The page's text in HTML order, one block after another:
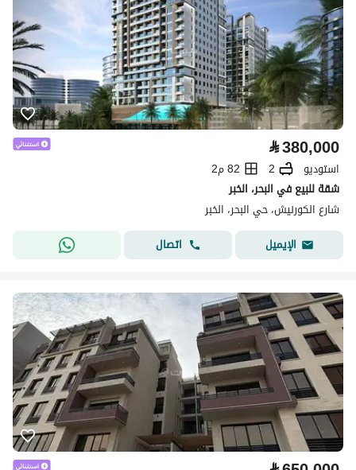
⃁380,000
استوديو 2
82 م2
شقة للبيع في البحر، الخبر
شارع الكورنيش، حي البحر، الخبر
الإيميل
اتصال